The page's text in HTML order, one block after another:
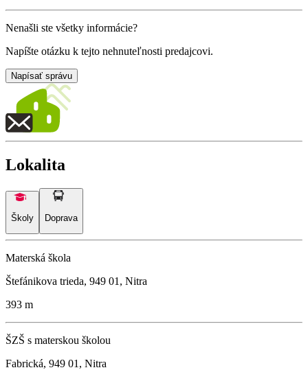
Nenašli ste všetky informácie?
Napíšte otázku k tejto nehnuteľnosti predajcovi.
Napísať správu
Lokalita
Školy Doprava
Materská škola
Štefánikova trieda, 949 01, Nitra
393 m
ŠZŠ s materskou školou
Fabrická, 949 01, Nitra